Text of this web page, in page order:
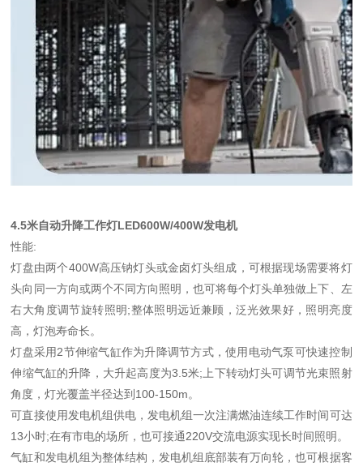
4.5米自动升降工作灯LED600W/400W发电机
性能:
灯盘由两个400W高压钠灯头或金卤灯头组成，可根据现场需要将灯
头向同一方向或两个不同方向照明，也可将每个灯头单独做上下、左
右大角度调节旋转照明;整体照明远近兼顾，泛光效果好，照明亮度
高，灯泡寿命长。
灯盘采用2节伸缩气缸作为升降调节方式，使用电动气泵可快速控制
伸缩气缸的升降，大升起高度为3.5米;上下转动灯头可调节光束照射
角度，灯光覆盖半径达到100-150m。
可直接使用发电机组供电，发电机组一次注满燃油连续工作时间可达
13小时;在有市电的场所，也可接通220V交流电源实现长时间照明。
气缸和发电机组为整体结构，发电机组底部装有万向轮，也可根据客